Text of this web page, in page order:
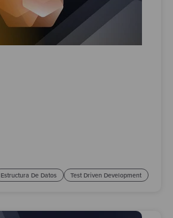
Estructura De Datos Test Driven Development